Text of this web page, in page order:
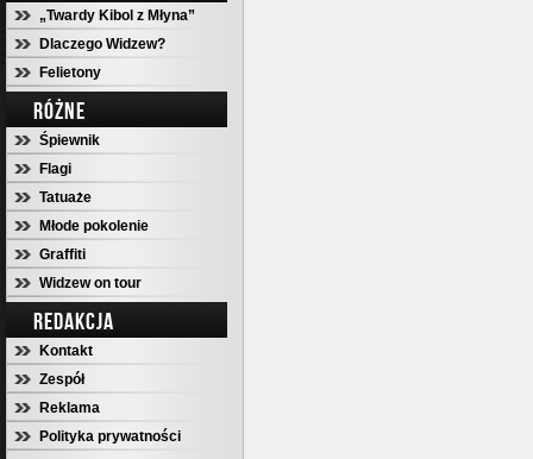
„Twardy Kibol z Młyna”
Dlaczego Widzew?
Felietony
RÓŻNE
Śpiewnik
Flagi
Tatuaże
Młode pokolenie
Graffiti
Widzew on tour
REDAKCJA
Kontakt
Zespół
Reklama
Polityka prywatności